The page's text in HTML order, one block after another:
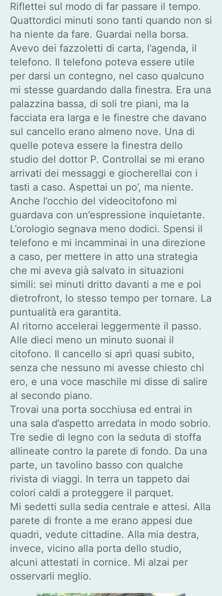
Riflettei sul modo di far passare il tempo.
Quattordici minuti sono tanti quando non si
ha niente da fare. Guardai nella borsa.
Avevo dei fazzoletti di carta, l’agenda, il
telefono. Il telefono poteva essere utile
per darsi un contegno, nel caso qualcuno
mi stesse guardando dalla finestra. Era una
palazzina bassa, di soli tre piani, ma la
facciata era larga e le finestre che davano
sul cancello erano almeno nove. Una di
quelle poteva essere la finestra dello
studio del dottor P. Controllai se mi erano
arrivati dei messaggi e giocherellai con i
tasti a caso. Aspettai un po’, ma niente.
Anche l’occhio del videocitofono mi
guardava con un’espressione inquietante.
L’orologio segnava meno dodici. Spensi il
telefono e mi incamminai in una direzione
a caso, per mettere in atto una strategia
che mi aveva già salvato in situazioni
simili: sei minuti dritto davanti a me e poi
dietrofront, lo stesso tempo per tornare. La
puntualità era garantita.
Al ritorno accelerai leggermente il passo.
Alle dieci meno un minuto suonai il
citofono. Il cancello si aprì quasi subito,
senza che nessuno mi avesse chiesto chi
ero, e una voce maschile mi disse di salire
al secondo piano.
Trovai una porta socchiusa ed entrai in
una sala d’aspetto arredata in modo sobrio.
Tre sedie di legno con la seduta di stoffa
allineate contro la parete di fondo. Da una
parte, un tavolino basso con qualche
rivista di viaggi. In terra un tappeto dai
colori caldi a proteggere il parquet.
Mi sedetti sulla sedia centrale e attesi. Alla
parete di fronte a me erano appesi due
quadri, vedute cittadine. Alla mia destra,
invece, vicino alla porta dello studio,
alcuni attestati in cornice. Mi alzai per
osservarli meglio.